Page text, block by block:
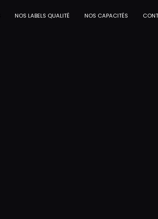
NOS LABELS QUALITÉ NOS CAPACITÉS